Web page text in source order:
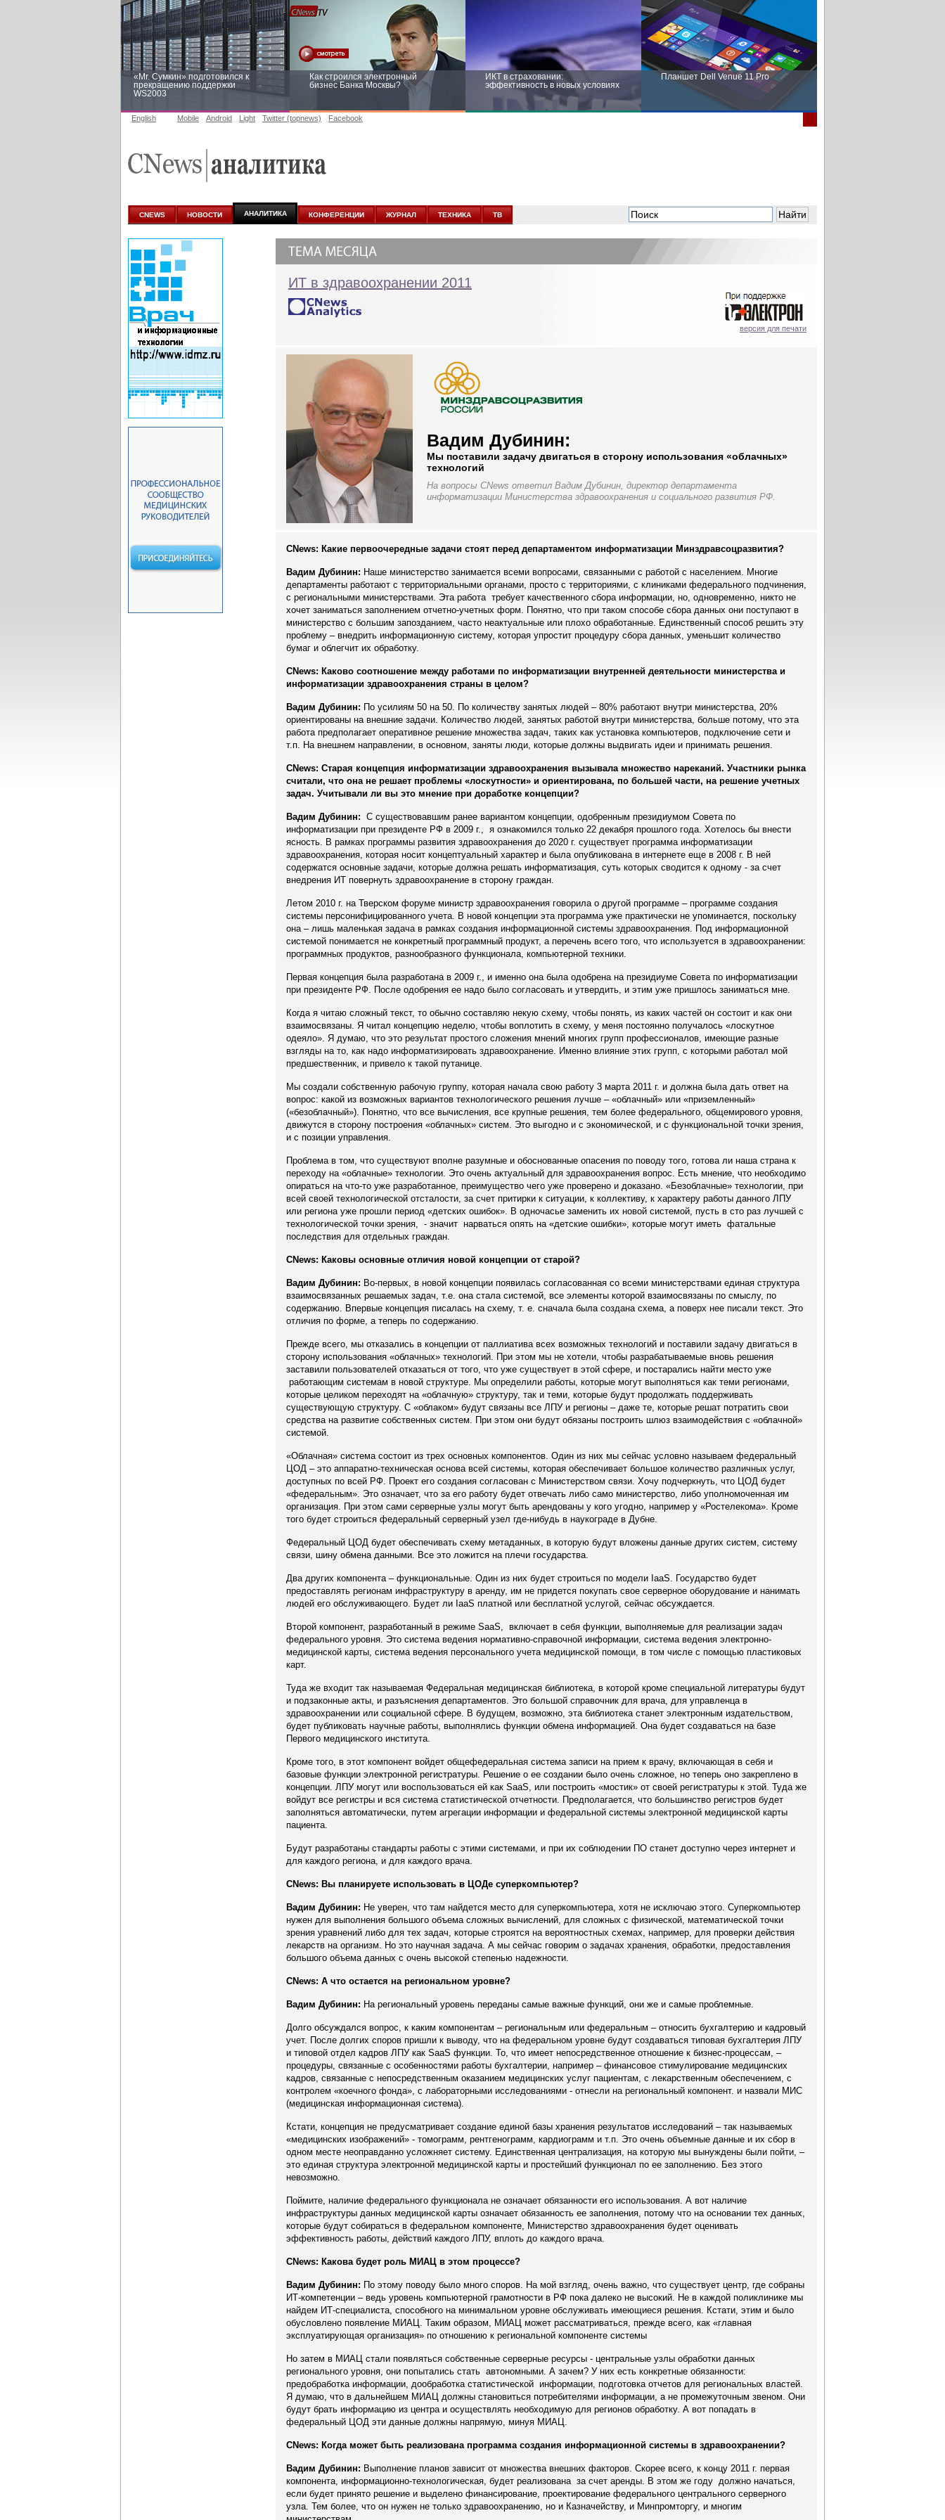
«Mr. Сумкин» подготовился к
прекращению поддержки
WS2003
Как строился электронный
бизнес Банка Москвы?
ИКТ в страховании:
эффективность в новых условиях
Планшет Dell Venue 11 Pro
аналитике
новых условиях
English Mobile Android Light Twitter (topnews) Facebook
CNEWS НОВОСТИ АНАЛИТИКА КОНФЕРЕНЦИИ ЖУРНАЛ ТЕХНИКА ТВ
ИТ в здравоохранении 2011
версия для печати
Вадим Дубинин:
Мы поставили задачу двигаться в сторону использования «облачных»
технологий
На вопросы CNews ответил Вадим Дубинин, директор департамента
информатизации Министерства здравоохранения и социального развития РФ.
CNews: Какие первоочередные задачи стоят перед департаментом информатизации Минздравсоцразвития?
Вадим Дубинин: Наше министерство занимается всеми вопросами, связанными с работой с населением. Многие
департаменты работают с территориальными органами, просто с территориями, с клиниками федерального подчинения,
с региональными министерствами. Эта работа требует качественного сбора информации, но, одновременно, никто не
хочет заниматься заполнением отчетно-учетных форм. Понятно, что при таком способе сбора данных они поступают в
министерство с большим запозданием, часто неактуальные или плохо обработанные. Единственный способ решить эту
проблему – внедрить информационную систему, которая упростит процедуру сбора данных, уменьшит количество
бумаг и облегчит их обработку.
CNews: Каково соотношение между работами по информатизации внутренней деятельности министерства и
информатизации здравоохранения страны в целом?
Вадим Дубинин: По усилиям 50 на 50. По количеству занятых людей – 80% работают внутри министерства, 20%
ориентированы на внешние задачи. Количество людей, занятых работой внутри министерства, больше потому, что эта
работа предполагает оперативное решение множества задач, таких как установка компьютеров, подключение сети и
т.п. На внешнем направлении, в основном, заняты люди, которые должны выдвигать идеи и принимать решения.
CNews: Старая концепция информатизации здравоохранения вызывала множество нареканий. Участники рынка
считали, что она не решает проблемы «лоскутности» и ориентирована, по большей части, на решение учетных
задач. Учитывали ли вы это мнение при доработке концепции?
Вадим Дубинин: С существовавшим ранее вариантом концепции, одобренным президиумом Совета по
информатизации при президенте РФ в 2009 г., я ознакомился только 22 декабря прошлого года. Хотелось бы внести
ясность. В рамках программы развития здравоохранения до 2020 г. существует программа информатизации
здравоохранения, которая носит концептуальный характер и была опубликована в интернете еще в 2008 г. В ней
содержатся основные задачи, которые должна решать информатизация, суть которых сводится к одному - за счет
внедрения ИТ повернуть здравоохранение в сторону граждан.
Летом 2010 г. на Тверском форуме министр здравоохранения говорила о другой программе – программе создания
системы персонифицированного учета. В новой концепции эта программа уже практически не упоминается, поскольку
она – лишь маленькая задача в рамках создания информационной системы здравоохранения. Под информационной
системой понимается не конкретный программный продукт, а перечень всего того, что используется в здравоохранении:
программных продуктов, разнообразного функционала, компьютерной техники.
Первая концепция была разработана в 2009 г., и именно она была одобрена на президиуме Совета по информатизации
при президенте РФ. После одобрения ее надо было согласовать и утвердить, и этим уже пришлось заниматься мне.
Когда я читаю сложный текст, то обычно составляю некую схему, чтобы понять, из каких частей он состоит и как они
взаимосвязаны. Я читал концепцию неделю, чтобы воплотить в схему, у меня постоянно получалось «лоскутное
одеяло». Я думаю, что это результат простого сложения мнений многих групп профессионалов, имеющие разные
взгляды на то, как надо информатизировать здравоохранение. Именно влияние этих групп, с которыми работал мой
предшественник, и привело к такой путанице.
Мы создали собственную рабочую группу, которая начала свою работу 3 марта 2011 г. и должна была дать ответ на
вопрос: какой из возможных вариантов технологического решения лучше – «облачный» или «приземленный»
(«безоблачный»). Понятно, что все вычисления, все крупные решения, тем более федерального, общемирового уровня,
движутся в сторону построения «облачных» систем. Это выгодно и с экономической, и с функциональной точки зрения,
и с позиции управления.
Проблема в том, что существуют вполне разумные и обоснованные опасения по поводу того, готова ли наша страна к
переходу на «облачные» технологии. Это очень актуальный для здравоохранения вопрос. Есть мнение, что необходимо
опираться на что-то уже разработанное, преимущество чего уже проверено и доказано. «Безоблачные» технологии, при
всей своей технологической отсталости, за счет притирки к ситуации, к коллективу, к характеру работы данного ЛПУ
или региона уже прошли период «детских ошибок». В одночасье заменить их новой системой, пусть в сто раз лучшей с
технологической точки зрения, - значит нарваться опять на «детские ошибки», которые могут иметь фатальные
последствия для отдельных граждан.
CNews: Каковы основные отличия новой концепции от старой?
Вадим Дубинин: Во-первых, в новой концепции появилась согласованная со всеми министерствами единая структура
взаимосвязанных решаемых задач, т.е. она стала системой, все элементы которой взаимосвязаны по смыслу, по
содержанию. Впервые концепция писалась на схему, т. е. сначала была создана схема, а поверх нее писали текст. Это
отличия по форме, а теперь по содержанию.
Прежде всего, мы отказались в концепции от паллиатива всех возможных технологий и поставили задачу двигаться в
сторону использования «облачных» технологий. При этом мы не хотели, чтобы разрабатываемые вновь решения
заставили пользователей отказаться от того, что уже существует в этой сфере, и постарались найти место уже
работающим системам в новой структуре. Мы определили работы, которые могут выполняться как теми регионами,
которые целиком переходят на «облачную» структуру, так и теми, которые будут продолжать поддерживать
существующую структуру. С «облаком» будут связаны все ЛПУ и регионы – даже те, которые решат потратить свои
средства на развитие собственных систем. При этом они будут обязаны построить шлюз взаимодействия с «облачной»
системой.
«Облачная» система состоит из трех основных компонентов. Один из них мы сейчас условно называем федеральный
ЦОД – это аппаратно-техническая основа всей системы, которая обеспечивает большое количество различных услуг,
доступных по всей РФ. Проект его создания согласован с Министерством связи. Хочу подчеркнуть, что ЦОД будет
«федеральным». Это означает, что за его работу будет отвечать либо само министерство, либо уполномоченная им
организация. При этом сами серверные узлы могут быть арендованы у кого угодно, например у «Ростелекома». Кроме
того будет строиться федеральный серверный узел где-нибудь в наукограде в Дубне.
Федеральный ЦОД будет обеспечивать схему метаданных, в которую будут вложены данные других систем, систему
связи, шину обмена данными. Все это ложится на плечи государства.
Два других компонента – функциональные. Один из них будет строиться по модели IaaS. Государство будет
предоставлять регионам инфраструктуру в аренду, им не придется покупать свое серверное оборудование и нанимать
людей его обслуживающего. Будет ли IaaS платной или бесплатной услугой, сейчас обсуждается.
Второй компонент, разработанный в режиме SaaS, включает в себя функции, выполняемые для реализации задач
федерального уровня. Это система ведения нормативно-справочной информации, система ведения электронно-
медицинской карты, система ведения персонального учета медицинской помощи, в том числе с помощью пластиковых
карт.
Туда же входит так называемая Федеральная медицинская библиотека, в которой кроме специальной литературы будут
и подзаконные акты, и разъяснения департаментов. Это большой справочник для врача, для управленца в
здравоохранении или социальной сфере. В будущем, возможно, эта библиотека станет электронным издательством,
будет публиковать научные работы, выполнялись функции обмена информацией. Она будет создаваться на базе
Первого медицинского института.
Кроме того, в этот компонент войдет общефедеральная система записи на прием к врачу, включающая в себя и
базовые функции электронной регистратуры. Решение о ее создании было очень сложное, но теперь оно закреплено в
концепции. ЛПУ могут или воспользоваться ей как SaaS, или построить «мостик» от своей регистратуры к этой. Туда же
войдут все регистры и вся система статистической отчетности. Предполагается, что большинство регистров будет
заполняться автоматически, путем агрегации информации и федеральной системы электронной медицинской карты
пациента.
Будут разработаны стандарты работы с этими системами, и при их соблюдении ПО станет доступно через интернет и
для каждого региона, и для каждого врача.
CNews: Вы планируете использовать в ЦОДе суперкомпьютер?
Вадим Дубинин: Не уверен, что там найдется место для суперкомпьютера, хотя не исключаю этого. Суперкомпьютер
нужен для выполнения большого объема сложных вычислений, для сложных с физической, математической точки
зрения уравнений либо для тех задач, которые строятся на вероятностных схемах, например, для проверки действия
лекарств на организм. Но это научная задача. А мы сейчас говорим о задачах хранения, обработки, предоставления
большого объема данных с очень высокой степенью надежности.
CNews: А что остается на региональном уровне?
Вадим Дубинин: На региональный уровень переданы самые важные функций, они же и самые проблемные.
Долго обсуждался вопрос, к каким компонентам – региональным или федеральным – относить бухгалтерию и кадровый
учет. После долгих споров пришли к выводу, что на федеральном уровне будут создаваться типовая бухгалтерия ЛПУ
и типовой отдел кадров ЛПУ как SaaS функции. То, что имеет непосредственное отношение к бизнес-процессам, –
процедуры, связанные с особенностями работы бухгалтерии, например – финансовое стимулирование медицинских
кадров, связанные с непосредственным оказанием медицинских услуг пациентам, с лекарственным обеспечением, с
контролем «коечного фонда», с лабораторными исследованиями - отнесли на региональный компонент. и назвали МИС
(медицинская информационная система).
Кстати, концепция не предусматривает создание единой базы хранения результатов исследований – так называемых
«медицинских изображений» - томограмм, рентгенограмм, кардиограмм и т.п. Это очень объемные данные и их сбор в
одном месте неоправданно усложняет систему. Единственная централизация, на которую мы вынуждены были пойти, –
это единая структура электронной медицинской карты и простейший функционал по ее заполнению. Без этого
невозможно.
Поймите, наличие федерального функционала не означает обязанности его использования. А вот наличие
инфраструктуры данных медицинской карты означает обязанность ее заполнения, потому что на основании тех данных,
которые будут собираться в федеральном компоненте, Министерство здравоохранения будет оценивать
эффективность работы, действий каждого ЛПУ, вплоть до каждого врача.
CNews: Какова будет роль МИАЦ в этом процессе?
Вадим Дубинин: По этому поводу было много споров. На мой взгляд, очень важно, что существует центр, где собраны
ИТ-компетенции – ведь уровень компьютерной грамотности в РФ пока далеко не высокий. Не в каждой поликлинике мы
найдем ИТ-специалиста, способного на минимальном уровне обслуживать имеющиеся решения. Кстати, этим и было
обусловлено появление МИАЦ. Таким образом, МИАЦ может рассматриваться, прежде всего, как «главная
эксплуатирующая организация» по отношению к региональной компоненте системы
Но затем в МИАЦ стали появляться собственные серверные ресурсы - центральные узлы обработки данных
регионального уровня, они попытались стать автономными. А зачем? У них есть конкретные обязанности:
предобработка информации, дообработка статистической информации, подготовка отчетов для региональных властей.
Я думаю, что в дальнейшем МИАЦ должны становиться потребителями информации, а не промежуточным звеном. Они
будут брать информацию из центра и осуществлять необходимую для регионов обработку. А вот попадать в
федеральный ЦОД эти данные должны напрямую, минуя МИАЦ.
CNews: Когда может быть реализована программа создания информационной системы в здравоохранении?
Вадим Дубинин: Выполнение планов зависит от множества внешних факторов. Скорее всего, к концу 2011 г. первая
компонента, информационно-технологическая, будет реализована за счет аренды. В этом же году должно начаться,
если будет принято решение и выделено финансирование, проектирование федерального центрального серверного
узла. Тем более, что он нужен не только здравоохранению, но и Казначейству, и Минпромторгу, и многим